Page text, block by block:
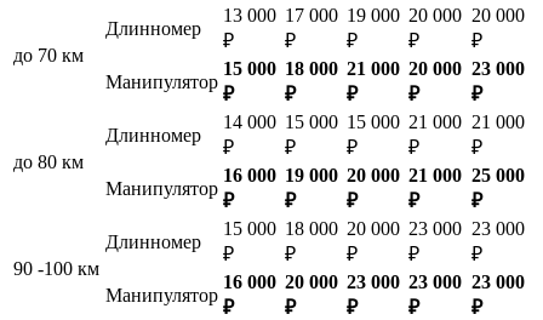
до 70 км
Длинномер
13 000
₽
17 000
₽
19 000
₽
20 000
₽
20 000
₽
Манипулятор
15 000
₽
18 000
₽
21 000
₽
20 000
₽
23 000
₽
до 80 км
Длинномер
14 000
₽
15 000
₽
15 000
₽
21 000
₽
21 000
₽
Манипулятор
16 000
₽
19 000
₽
20 000
₽
21 000
₽
25 000
₽
90 -100 км
Длинномер
15 000
₽
18 000
₽
20 000
₽
23 000
₽
23 000
₽
Манипулятор
16 000
₽
20 000
₽
23 000
₽
23 000
₽
23 000
₽